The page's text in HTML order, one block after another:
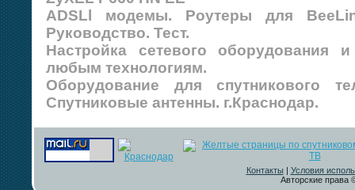
ADSLl модемы. Роутеры для
Руководство. Тест.
Настройка сетевого оборудования
любым технологиям.
Оборудование для спутникового
Спутниковые антенны. г.Краснодар.
Контакты | Условия
Авторские права